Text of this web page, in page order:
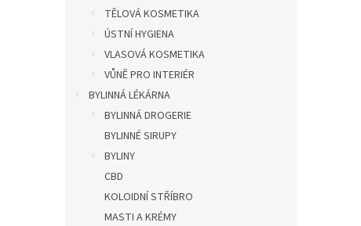
TĚLOVÁ KOSMETIKA
ÚSTNÍ HYGIENA
VLASOVÁ KOSMETIKA
VŮNĚ PRO INTERIÉR
BYLINNÁ LÉKÁRNA
BYLINNÁ DROGERIE
BYLINNÉ SIRUPY
BYLINY
CBD
KOLOIDNÍ STŘÍBRO
MASTI A KRÉMY